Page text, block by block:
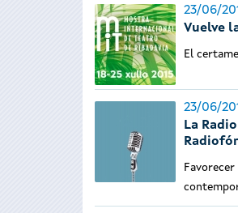
23/06/
Vuelve
El
23/06/
La